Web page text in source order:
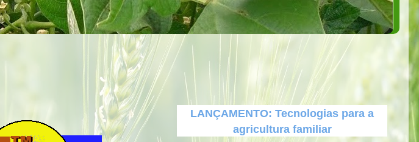
LANÇAMENTO: Tecnologias para a
agricultura familiar